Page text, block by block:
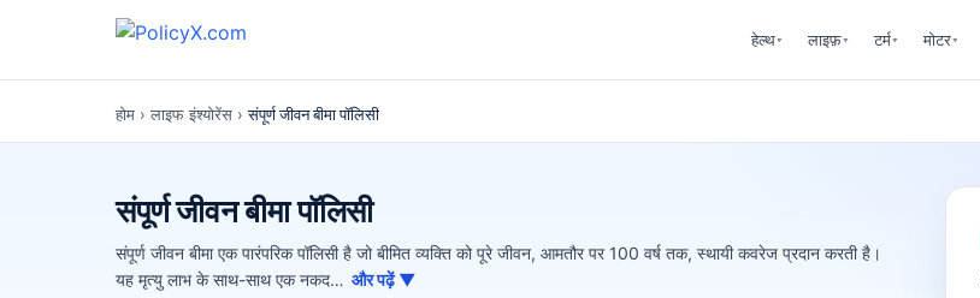
हेल्थ▾ लाइफ़▾ टर्म▾ मोटर▾
होम › लाइफ इंश्योरेंस ›संपूर्ण जीवन बीमा पॉलिसी
संपूर्ण जीवन बीमा पॉलिसी
संपूर्ण जीवन बीमा एक पारंपरिक पॉलिसी है जो बीमित व्यक्ति को पूरे जीवन, आमतौर पर 100 वर्ष तक, स्थायी कवरेज प्रदान करती है।
यह मृत्यु लाभ के साथ-साथ एक नकद… और पढ़ें ▼